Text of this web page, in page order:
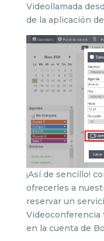
Videollamada
de la aplicación
¡Así de sencillo!
ofrecerles a
reservar un
en la cuenta de